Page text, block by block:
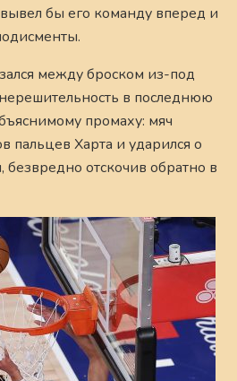
бы его команду вперед и
между броском из-под
в последнюю
промаху: мяч
пальцев Харта и ударился о
отскочив обратно в